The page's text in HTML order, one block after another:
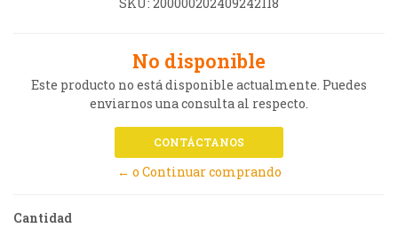
No disponible
Este producto no está disponible actualmente. Puedes
enviarnos una consulta al respecto.
CONTÁCTANOS
← o Continuar comprando
Cantidad